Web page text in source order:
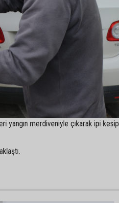
yangın merdiveniyle çıkarak ipi kesip